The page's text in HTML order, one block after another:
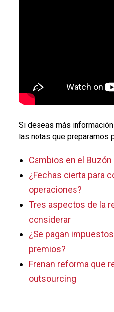
Si deseas más
las notas que preparamos
Cambios en el
¿Fechas cierta para
operaciones?
Tres aspectos de la
considerar
¿Se pagan
premios?
Frenan reforma que
outsourcing